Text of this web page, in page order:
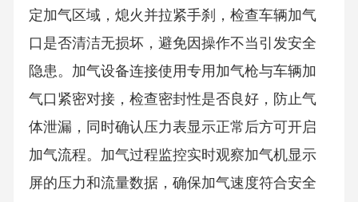
定加气区域，熄火并拉紧手刹，检查车辆加气
口是否清洁无损坏，避免因操作不当引发安全
隐患。加气设备连接使用专用加气枪与车辆加
气口紧密对接，检查密封性是否良好，防止气
体泄漏，同时确认压力表显示正常后方可开启
加气流程。加气过程监控实时观察加气机显示
屏的压力和流量数据，确保加气速度符合安全